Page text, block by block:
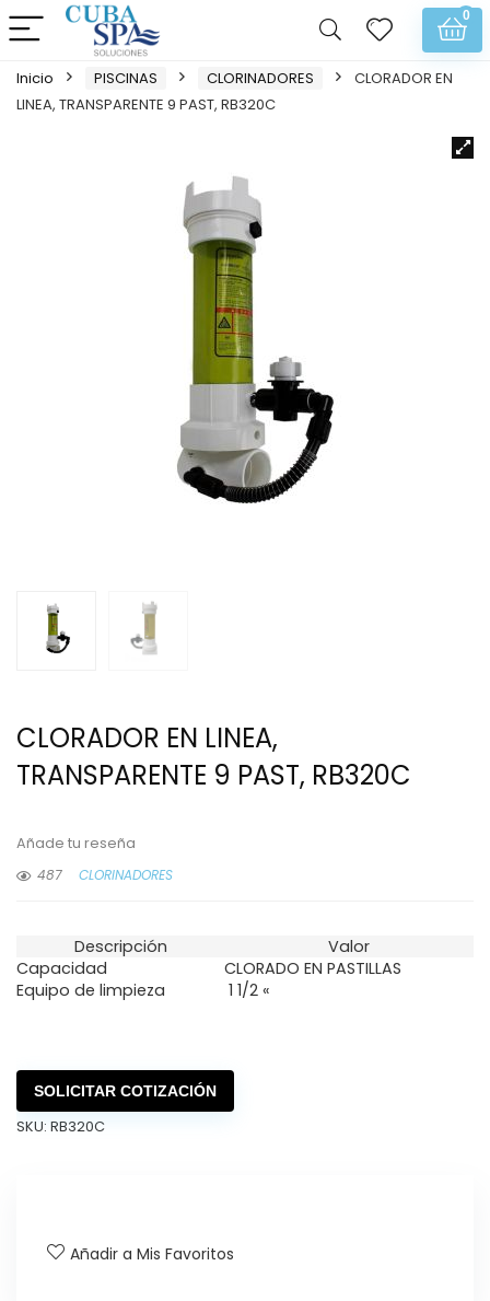
0
Inicio PISCINAS CLORINADORES
CLORADOR EN
LINEA, TRANSPARENTE 9 PAST, RB320C
CLORADOR EN LINEA,
TRANSPARENTE 9 PAST, RB320C
Añade tu reseña
487
CLORINADORES
Descripción
Valor
Capacidad
CLORADO EN PASTILLAS
Equipo de limpieza
1 1/2 «
SOLICITAR COTIZACIÓN
SKU: RB320C
Añadir a Mis Favoritos